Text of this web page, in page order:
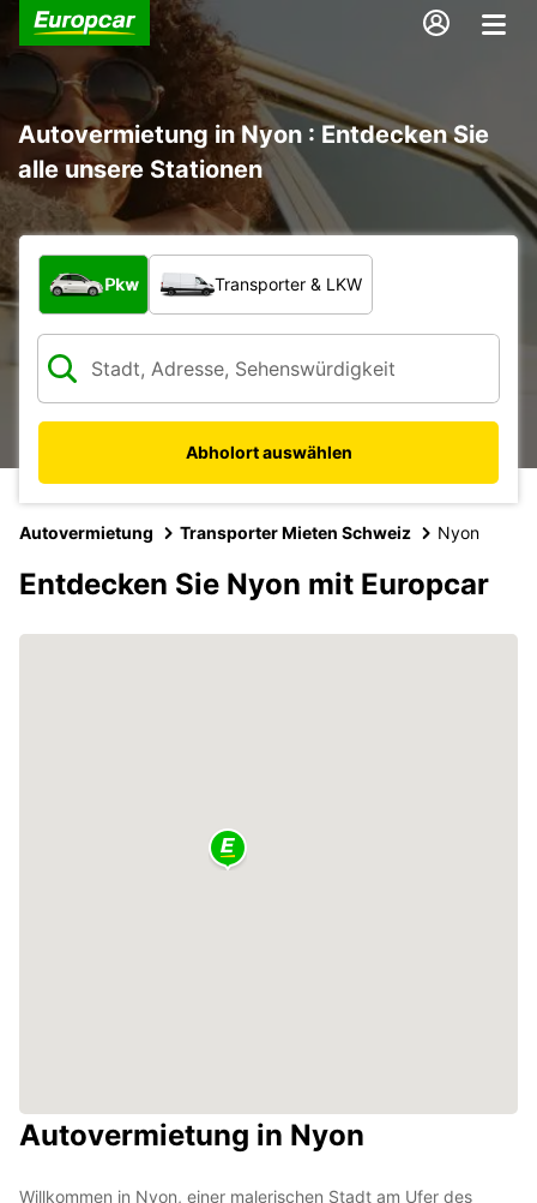
Autovermietung in Nyon : Entdecken Sie
alle unsere Stationen
Welche Art von Fahrzeug?
Pkw Transporter & LKW
Abholort auswählen
Autovermietung Transporter Mieten Schweiz Nyon
Entdecken Sie Nyon mit Europcar
Autovermietung in Nyon
Willkommen in Nyon, einer malerischen Stadt am Ufer des